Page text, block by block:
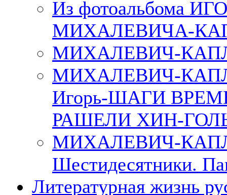
Из фотоальбома
МИХАЛЕВИЧА-
МИХАЛЕВИЧ-
МИХАЛЕВИЧ-
Игорь-ШАГИ
РАШЕЛИ ХИН-
МИХАЛЕВИЧ-
Шестидесятники.
Литературная жизнь